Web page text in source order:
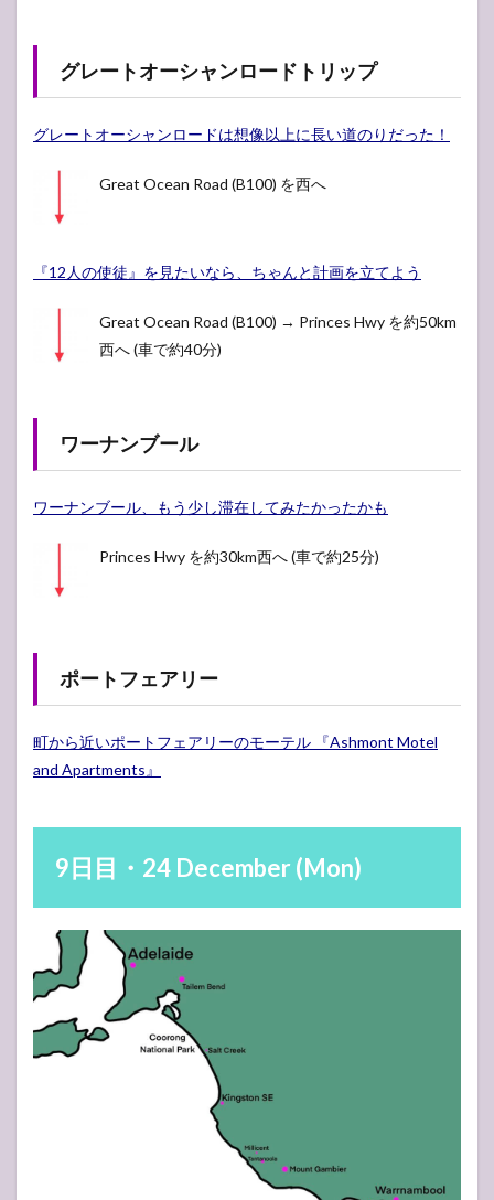
グレートオーシャンロードトリップ
グレートオーシャンロードは想像以上に長い道のりだった！
Great Ocean Road (B100) を西へ
『12人の使徒』を見たいなら、ちゃんと計画を立てよう
Great Ocean Road (B100) → Princes Hwy を約50km
西へ (車で約40分)
ワーナンブール
ワーナンブール、もう少し滞在してみたかったかも
Princes Hwy を約30km西へ (車で約25分)
ポートフェアリー
町から近いポートフェアリーのモーテル 『Ashmont Motel
and Apartments』
9日目・24 December (Mon)